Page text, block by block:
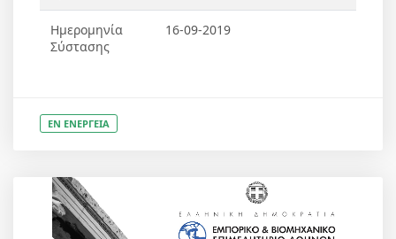
Ημερομηνία
Σύστασης
16-09-2019
ΕΝ ΕΝΕΡΓΕΙΑ